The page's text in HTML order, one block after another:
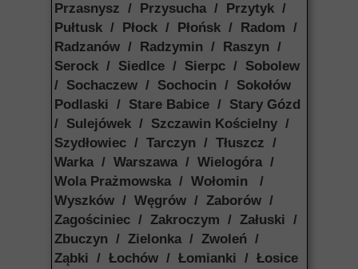
Przasnysz / Przysucha / Przytyk /
Pułtusk / Płock / Płońsk / Radom /
Radzanów / Radzymin / Raszyn /
Serock / Siedlce / Sierpc / Sobolew
/ Sochaczew / Sochocin / Sokołów
Podlaski / Stare Babice / Stary Gózd
/ Sulejówek / Szczawin Kościelny /
Szydłowiec / Tarczyn / Tłuszcz /
Warka / Warszawa / Wielogóra /
Wola Prażmowska / Wołomin /
Wyszków / Węgrów / Zaborów /
Zagościniec / Zakroczym / Załuski /
Zbuczyn / Zielonka / Zwoleń /
Ząbki / Łochów / Łomianki / Łosice